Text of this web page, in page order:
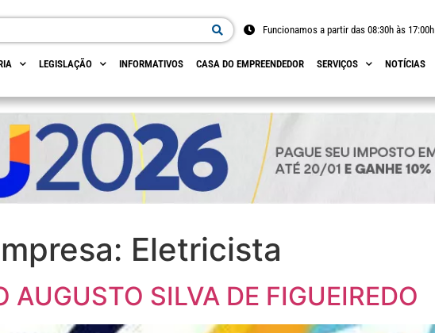
Funcionamos a partir das 08:30h às 17:00h
LEGISLAÇÃO INFORMATIVOS CASA DO EMPREENDEDOR SERVIÇOS NOTÍCIAS
Eletricista
SILVA DE FIGUEIREDO